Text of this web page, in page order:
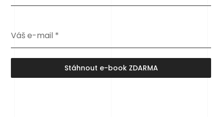
Váš e-mail *
Stáhnout e-book ZDARMA